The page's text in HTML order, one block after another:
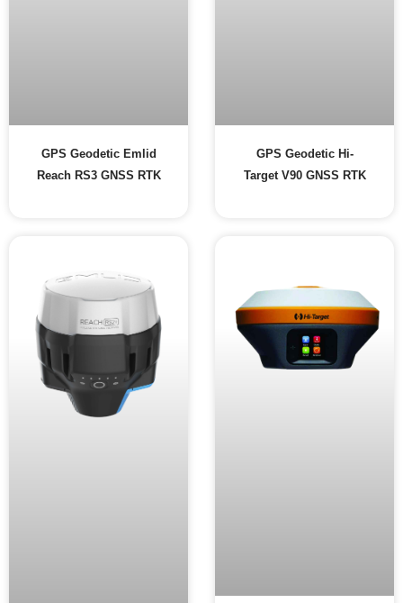
GPS Geodetic Emlid
Reach RS3 GNSS RTK
GPS Geodetic Hi-
Target V90 GNSS RTK